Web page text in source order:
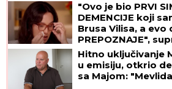
"Ovo je bio PRVI
DEMENCIJE koji
Brusa Vilisa, a evo
PREPOZNAJE",
glumca otkrila
KRIVICE je non
Hitno uključivanje
u emisiju, otkrio
sa Majom: